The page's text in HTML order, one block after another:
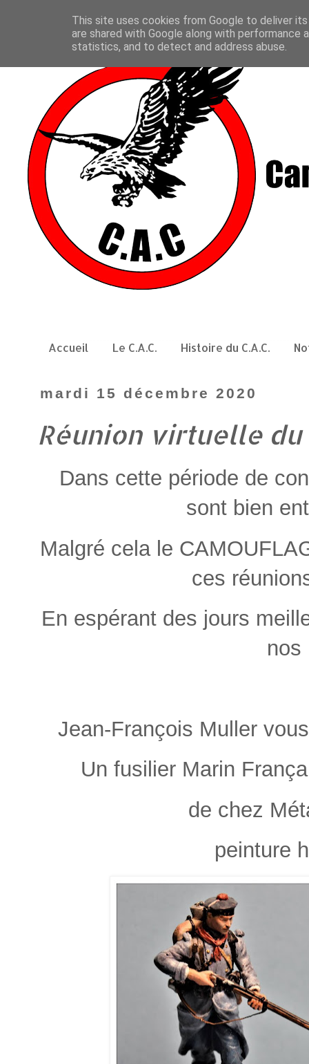
Accueil Le C.A.C. Histoire du C.A.C.
mardi 15 décembre 2020
Réunion virtuelle
Dans cette période de
sont bien
Malgré cela le
ces
En espérant des jours
nos
Jean-François Muller
Un fusilier Marin
de chez
peinture
This site uses cookies from Google to deliver
are shared with Google along with
statistics, and to detect and address abuse.